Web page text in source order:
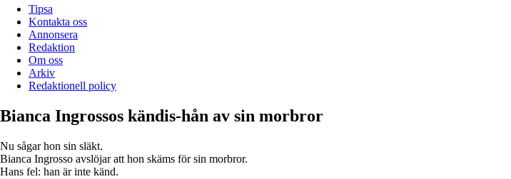
Tipsa
Kontakta oss
Annonsera
Redaktion
Om oss
Arkiv
Redaktionell policy
Bianca Ingrossos kändis-hån av sin morbror
Nu sågar hon sin släkt.
Bianca Ingrosso avslöjar att hon skäms för sin morbror.
Hans fel: han är inte känd.